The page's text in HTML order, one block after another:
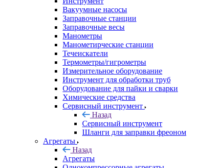
Вакуумные насосы
Заправочные станции
Заправочные весы
Манометры
Манометирческие станции
Течеискатели
Термометры/гигрометры
Измерительное оборудование
Инструмент для обработки труб
Оборудование для пайки и сварки
Химические средства
Сервисный инструмент
Назад
Сервисный инструмент
Шланги для заправки фреоном
Агрегаты
Назад
Агрегаты